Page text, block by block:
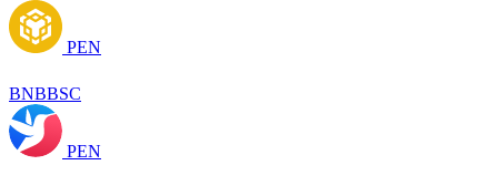
PEN
BNBBSC
PEN